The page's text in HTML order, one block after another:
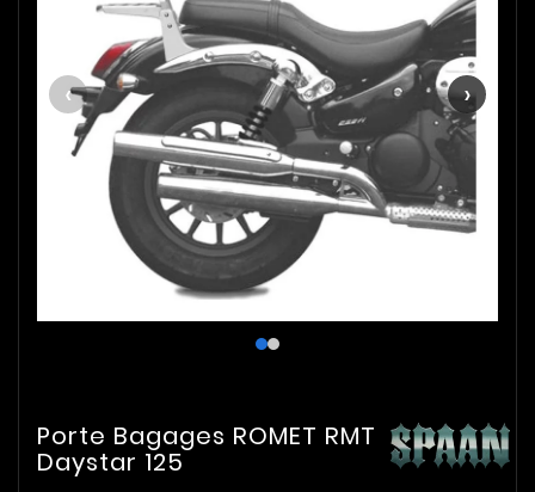
‹ ›
Porte Bagages ROMET RMT
Daystar 125